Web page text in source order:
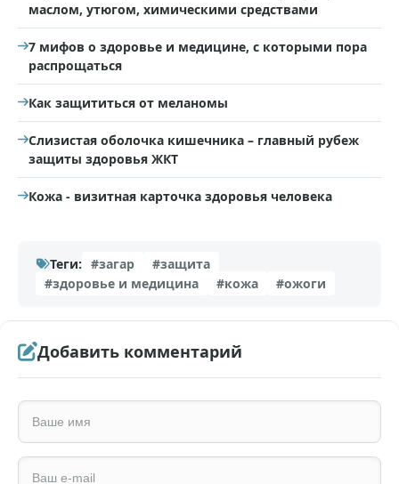
маслом, утюгом, химическими средствами
7 мифов о здоровье и медицине, с которыми пора
распрощаться
Как защититься от меланомы
Слизистая оболочка кишечника – главный рубеж
защиты здоровья ЖКТ
Кожа - визитная карточка здоровья человека
Теги: #загар
#защита
#здоровье и медицина
#кожа #ожоги
Добавить комментарий